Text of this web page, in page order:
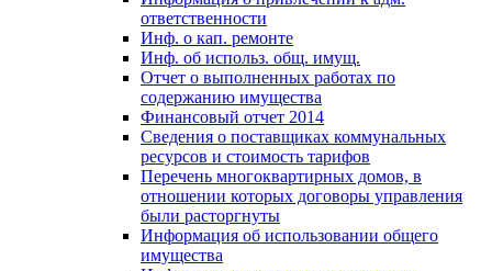
ответственности
Инф. о кап. ремонте
Инф. об использ. общ. имущ.
Отчет о выполненных работах по
содержанию имущества
Финансовый отчет 2014
Сведения о поставщиках коммунальных
ресурсов и стоимость тарифов
Перечень многоквартирных домов, в
отношении которых договоры управления
были расторгнуты
Информация об использовании общего
имущества